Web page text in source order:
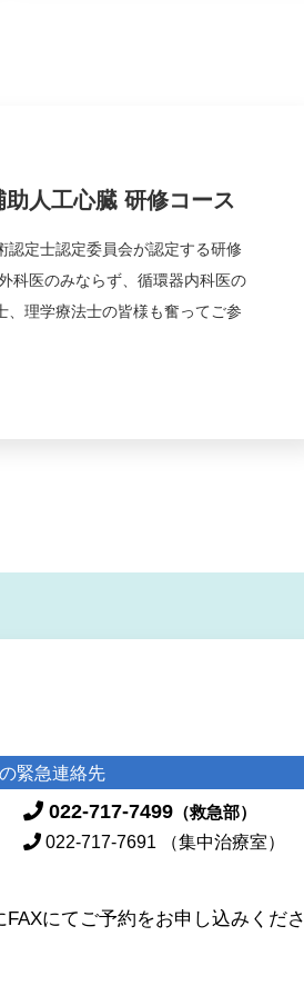
人工心臓 研修コース
認定士認定委員会が認定する研修
科医のみならず、循環器内科医の
、理学療法士の皆様も奮ってご参
緊急連絡先
022-717-7499 （救急部）
022-717-7691 （集中治療室）
にてご予約をお申し込みくださ